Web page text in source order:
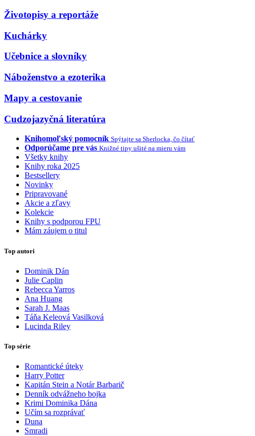
Životopisy a reportáže
Kuchárky
Učebnice a slovníky
Náboženstvo a ezoterika
Mapy a cestovanie
Cudzojazyčná literatúra
Knihomoľský pomocník Spýtajte sa Sherlocka, čo čítať
Odporúčame pre vás Knižné tipy ušité na mieru vám
Všetky knihy
Knihy roka 2025
Bestsellery
Novinky
Pripravované
Akcie a zľavy
Kolekcie
Knihy s podporou FPU
Mám záujem o titul
Top autori
Dominik Dán
Julie Caplin
Rebecca Yarros
Ana Huang
Sarah J. Maas
Táňa Keleová Vasilková
Lucinda Riley
Top série
Romantické úteky
Harry Potter
Kapitán Stein a Notár Barbarič
Denník odvážneho bojka
Krimi Dominika Dána
Učím sa rozprávať
Duna
Smradi